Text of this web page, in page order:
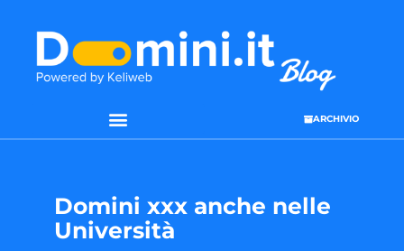
ARCHIVIO
Domini xxx anche nelle
Università